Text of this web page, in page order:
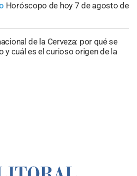
Horóscopo de hoy 7 de agosto de
de la Cerveza: por qué se
y cuál es el curioso origen de la